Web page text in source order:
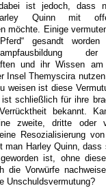
ist jedoch, dass
Quinn mit
möchte. Einige
Pferd“ gesandt
der
und ihr Wissen
Insel Themyscira
weisen ist diese
schließlich für ihre
bekannt.
zweite, dritte oder
Resozialisierung
man Harley Quinn, dass
ist, ohne
die Vorwürfe
Unschuldsvermutung?